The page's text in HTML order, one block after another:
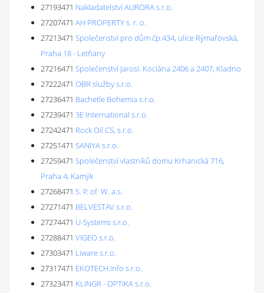
27193471 Nakladatelství AURORA s.r.o.
27207471 AH PROPERTY s. r. o.
27213471 Společenství pro dům čp.434, ulice Rýmařovská,
Praha 18 - Letňany
27216471 Společenství Jarosl. Kociána 2406 a 2407, Kladno
27222471 OBR služby s.r.o.
27236471 Bachetle Bohemia s.r.o.
27239471 3E International s.r.o.
27242471 Rock Oil CS, s.r.o.
27251471 SANIYA s.r.o.
27259471 Společenství vlastníků domu Krhanická 716,
Praha 4, Kamýk
27268471 S. P. of W. a.s.
27271471 BELVESTAV s.r.o.
27274471 U-Systems s.r.o.
27288471 VIGEO s.r.o.
27303471 Liware s.r.o.
27317471 EKOTECH.info s.r.o.
27323471 KLINGR - OPTIKA s.r.o.